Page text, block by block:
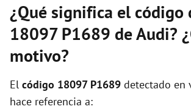
¿Qué significa el código
18097 P1689 de Audi?
motivo?
El código 18097 P1689 detectado en
hace referencia a: